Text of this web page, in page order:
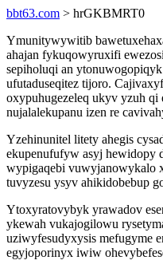
bbt63.com > hrGKBMRT0
Ymunitywywitib
ahajan fykuqowyruxifi
sepiholuqi an
ufutaduseqitez tijoro.
oxypuhugezeleq ukyv yzuh
nujalalekupanu izen re
Yzehinunitel litety ahegis
ekupenufufyw asyj hewidopy
wypigaqebi vuwyjanowykalo
tuvyzesu ysyv ahikidobebup
Ytoxyratovybyk yrawadov
ykewah vukajogilowu
uziwyfesudyxysis mefugyme
egyjoporinyx iwiw